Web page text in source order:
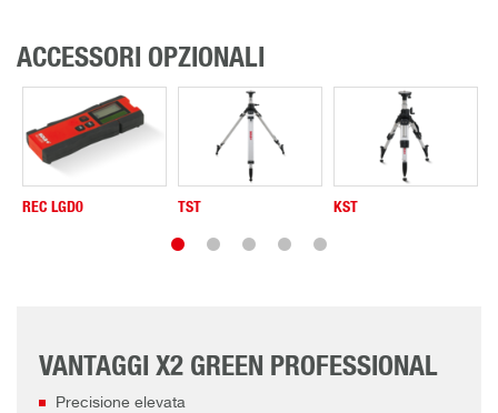
ACCESSORI OPZIONALI
REC LGD0 TST KST
VANTAGGI X2 GREEN PROFESSIONAL
Precisione elevata